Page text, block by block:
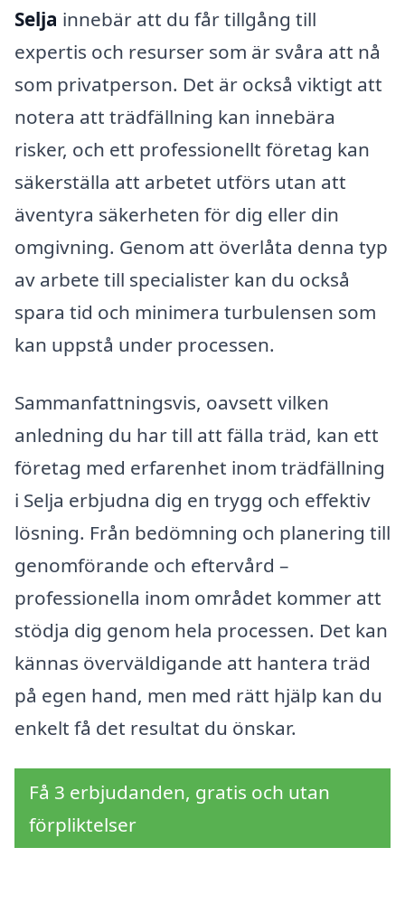
Selja innebär att du får tillgång till
expertis och resurser som är svåra att nå
som privatperson. Det är också viktigt att
notera att trädfällning kan innebära
risker, och ett professionellt företag kan
säkerställa att arbetet utförs utan att
äventyra säkerheten för dig eller din
omgivning. Genom att överlåta denna typ
av arbete till specialister kan du också
spara tid och minimera turbulensen som
kan uppstå under processen.
Sammanfattningsvis, oavsett vilken
anledning du har till att fälla träd, kan ett
företag med erfarenhet inom trädfällning
i Selja erbjudna dig en trygg och effektiv
lösning. Från bedömning och planering till
genomförande och eftervård –
professionella inom området kommer att
stödja dig genom hela processen. Det kan
kännas överväldigande att hantera träd
på egen hand, men med rätt hjälp kan du
enkelt få det resultat du önskar.
Få 3 erbjudanden, gratis och utan
förpliktelser